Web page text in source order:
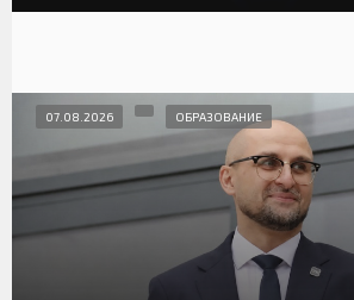
07.08.2026 ОБРАЗОВАНИЕ